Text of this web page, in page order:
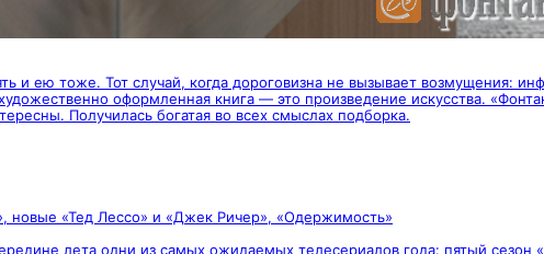
и ею тоже. Тот случай, когда дороговизна не вызывает возмущения:
оформленная книга — это произведение искусства.
Получилась богатая во всех смыслах подборка.
новые «Тед Лессо» и «Джек Ричер», «Одержимость»
лета одни из самых ожидаемых телесериалов года: пятый